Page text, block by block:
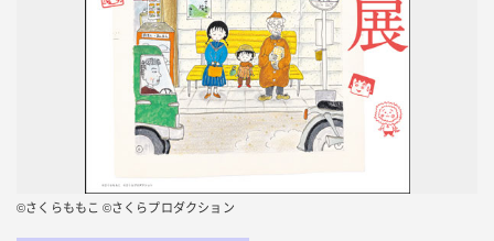
©さくらももこ ©さくらプロダクション